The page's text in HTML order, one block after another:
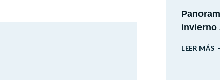
invierno
LEER MÁS